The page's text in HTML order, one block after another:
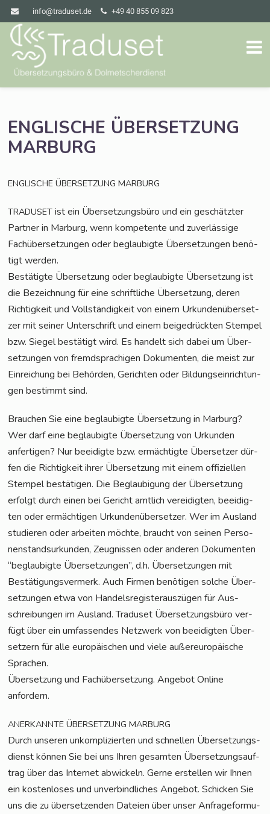
info@traduset.de +49 40 855 09 823
ENGLISCHE ÜBERSETZUNG
MARBURG
ENGLISCHE ÜBERSETZUNG MARBURG
TRADUSET ist ein Über­set­zungs­bü­ro und ein geschätz­ter
Part­ner in Mar­burg, wenn kom­pe­ten­te und zuver­läs­si­ge
Fach­über­set­zun­gen oder beglau­big­te Über­set­zun­gen benö­
tigt werden.
Bestä­tig­te Über­set­zung oder beglau­big­te Über­set­zung ist
die Bezeich­nung für eine schrift­li­che Über­set­zung, deren
Rich­tig­keit und Voll­stän­dig­keit von einem Urkun­den­über­set­
zer mit sei­ner Unter­schrift und einem bei­gedrück­ten Stem­pel
bzw. Sie­gel bestä­tigt wird. Es han­delt sich dabei um Über­
set­zun­gen von fremd­spra­chi­gen Doku­men­ten, die meist zur
Ein­rei­chung bei Behör­den, Gerich­ten oder Bil­dungs­ein­rich­tun­
gen bestimmt sind.
Brau­chen Sie eine beglau­big­te Über­set­zung in Mar­burg?
Wer darf eine beglau­big­te Über­set­zung von Urkun­den
anfer­ti­gen? Nur beei­dig­te bzw. ermäch­tig­te Über­set­zer dür­
fen die Rich­tig­keit ihrer Über­set­zung mit einem offi­zi­el­len
Stem­pel bestä­ti­gen. Die Beglau­bi­gung der Über­set­zung
erfolgt durch einen bei Gericht amt­lich ver­ei­dig­ten, beei­dig­
ten oder ermäch­ti­gen Urkun­den­über­set­zer. Wer im Aus­land
stu­die­ren oder arbei­ten möch­te, braucht von sei­nen Per­so­
nen­stand­sur­kun­den, Zeug­nis­sen oder ande­ren Doku­men­ten
“beglau­big­te Über­set­zun­gen”, d.h. Über­set­zun­gen mit
Bestä­ti­gungs­ver­merk. Auch Fir­men benö­ti­gen sol­che Über­
set­zun­gen etwa von Han­dels­re­gis­ter­aus­zü­gen für Aus­
schrei­bun­gen im Aus­land. Tra­du­set Über­set­zungs­bü­ro ver­
fügt über ein umfas­sen­des Netz­werk von beei­dig­ten Über­
set­zern für alle euro­päi­schen und vie­le außer­eu­ro­päi­sche
Sprachen.
Über­set­zung und Fach­über­set­zung. Ange­bot Online
anfordern.
ANERKANNTE ÜBERSETZUNG MARBURG
Durch unse­ren unkom­pli­zier­ten und schnel­len Über­set­zungs­
dienst kön­nen Sie bei uns Ihren gesam­ten Über­set­zungs­auf­
trag über das Inter­net abwi­ckeln. Ger­ne erstel­len wir Ihnen
ein kos­ten­lo­ses und unver­bind­li­ches Ange­bot. Schi­cken Sie
uns die zu über­set­zen­den Datei­en über unser Anfra­ge­for­mu­